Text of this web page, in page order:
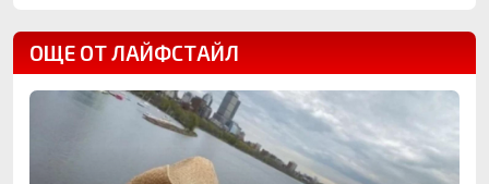
ОЩЕ ОТ ЛАЙФСТАЙЛ